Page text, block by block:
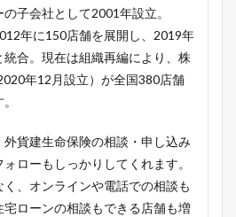
子会社として2001年設立。
年に150店舗を展開し、2019年
合。現在は組織再編により、株
年12月設立）が全国380店舗
貨建生命保険の相談・申し込み
ローもしっかりしてくれます。
、オンラインや電話での相談も
ローンの相談もできる店舗も増